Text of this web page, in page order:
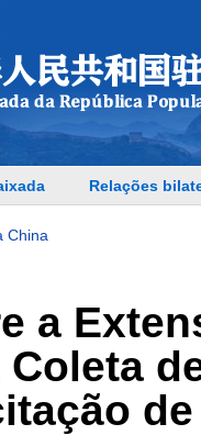
Relações
China
a
Coleta